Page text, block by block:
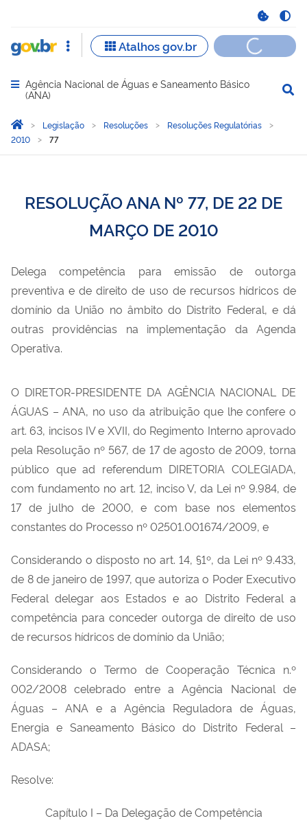
Abrir menu principal de navegação
Agência Nacional de Águas e Saneamento Básico
(ANA)
Você está aqui:
Página Inicial
Legislação Resoluções
Resoluções Regulatórias
2010
77
RESOLUÇÃO ANA Nº 77, DE 22 DE
MARÇO DE 2010
Delega competência para emissão de outorga
preventiva e de direito de uso de recursos hídricos de
domínio da União no âmbito do Distrito Federal, e dá
outras providências na implementação da Agenda
Operativa.
O DIRETOR-PRESIDENTE DA AGÊNCIA NACIONAL DE
ÁGUAS – ANA, no uso da atribuição que lhe confere o
art. 63, incisos IV e XVII, do Regimento Interno aprovado
pela Resolução nº 567, de 17 de agosto de 2009, torna
público que ad referendum DIRETORIA COLEGIADA,
com fundamento no art. 12, inciso V, da Lei nº 9.984, de
17 de julho de 2000, e com base nos elementos
constantes do Processo nº 02501.001674/2009, e
Considerando o disposto no art. 14, §1º, da Lei nº 9.433,
de 8 de janeiro de 1997, que autoriza o Poder Executivo
Federal delegar aos Estados e ao Distrito Federal a
competência para conceder outorga de direito de uso
de recursos hídricos de domínio da União;
Considerando o Termo de Cooperação Técnica n.º
002/2008 celebrado entre a Agência Nacional de
Águas – ANA e a Agência Reguladora de Águas,
Energia e Saneamento Básico do Distrito Federal –
ADASA;
Resolve:
Capítulo I – Da Delegação de Competência